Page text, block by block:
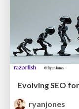
Evolving SEO
ryanjones